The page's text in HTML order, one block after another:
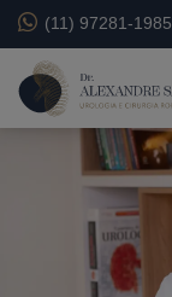
(11) 97281-1985